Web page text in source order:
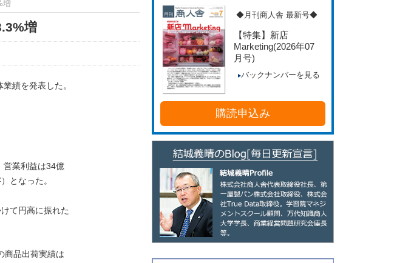
増
増
績を発表した。
営業利益は34億
となった。
て円高に振れた
商品出荷実績は
◆月刊商人舎 最新号◆
【特集】新店
Marketing(2026年07
月号)
バックナンバーを見る
購読申込み